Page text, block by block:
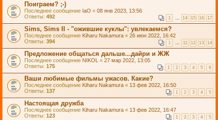
Поиграем? ;-)
Последнее сообщение IaO « 08 янв 2023, 13:56
Ответы: 492 1 … 14 15 16 17
Sims, Sims II - "ожившие куклы": увлекаемся?
Последнее сообщение Kiharu Nakamura « 26 июн 2022, 16:42
Ответы: 394 1 … 11 12 13 14
Предложение общаться дальше...дайри и ЖЖ
Последнее сообщение NIKOL « 27 мар 2022, 13:05
Ответы: 175 1 2 3 4 5 6
Ваши любимые фильмы ужасов. Какие?
Последнее сообщение Kiharu Nakamura « 13 фев 2022, 16:50
Ответы: 137 1 2 3 4 5
Настоящая дружба
Последнее сообщение Kiharu Nakamura « 13 фев 2022, 16:47
Ответы: 123 1 2 3 4 5